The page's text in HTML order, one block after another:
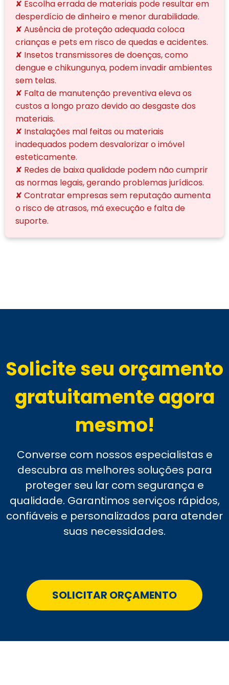
✘ Escolha errada de materiais pode resultar em
desperdício de dinheiro e menor durabilidade.
✘ Ausência de proteção adequada coloca
crianças e pets em risco de quedas e acidentes.
✘ Insetos transmissores de doenças, como
dengue e chikungunya, podem invadir ambientes
sem telas.
✘ Falta de manutenção preventiva eleva os
custos a longo prazo devido ao desgaste dos
materiais.
✘ Instalações mal feitas ou materiais
inadequados podem desvalorizar o imóvel
esteticamente.
✘ Redes de baixa qualidade podem não cumprir
as normas legais, gerando problemas jurídicos.
✘ Contratar empresas sem reputação aumenta
o risco de atrasos, má execução e falta de
suporte.
Solicite seu orçamento
gratuitamente agora
mesmo!
Converse com nossos especialistas e
descubra as melhores soluções para
proteger seu lar com segurança e
qualidade. Garantimos serviços rápidos,
confiáveis e personalizados para atender
suas necessidades.
SOLICITAR ORÇAMENTO